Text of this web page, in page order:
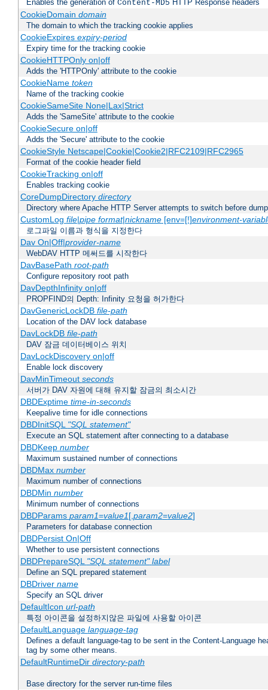
Enables the generation of Content-MD5 HTTP Response headers
CookieDomain domain
The domain to which the tracking cookie applies
CookieExpires expiry-period
Expiry time for the tracking cookie
CookieHTTPOnly on|off
Adds the 'HTTPOnly' attribute to the cookie
CookieName token
Name of the tracking cookie
CookieSameSite None|Lax|Strict
Adds the 'SameSite' attribute to the cookie
CookieSecure on|off
Adds the 'Secure' attribute to the cookie
CookieStyle Netscape|Cookie|Cookie2|RFC2109|RFC2965
Format of the cookie header field
CookieTracking on|off
Enables tracking cookie
CoreDumpDirectory directory
Directory where Apache HTTP Server attempts to switch before
CustomLog file|pipe format|nickname[env=[!]environment-
로그파일 이름과 형식을 지정한다
Dav On|Off|provider-name
WebDAV HTTP 메써드를 시작한다
DavBasePath root-path
Configure repository root path
DavDepthInfinity on|off
PROPFIND의 Depth: Infinity 요청을 허가한다
DavGenericLockDB file-path
Location of the DAV lock database
DavLockDB file-path
DAV 잠금 데이터베이스 위치
DavLockDiscovery on|off
Enable lock discovery
DavMinTimeout seconds
서버가 DAV 자원에 대해 유지할 잠금의 최소시간
DBDExptime time-in-seconds
Keepalive time for idle connections
DBDInitSQL "SQL statement"
Execute an SQL statement after connecting to a database
DBDKeep number
Maximum sustained number of connections
DBDMax number
Maximum number of connections
DBDMin number
Minimum number of connections
DBDParams param1=value1[,param2=value2]
Parameters for database connection
DBDPersist On|Off
Whether to use persistent connections
DBDPrepareSQL "SQL statement" label
Define an SQL prepared statement
DBDriver name
Specify an SQL driver
DefaultIcon url-path
특정 아이콘을 설정하지않은 파일에 사용할 아이콘
DefaultLanguage language-tag
Defines a default language-tag to be sent in the Content-Language
tag by some other means.
DefaultRuntimeDir directory-path
Base directory for the server run-time files